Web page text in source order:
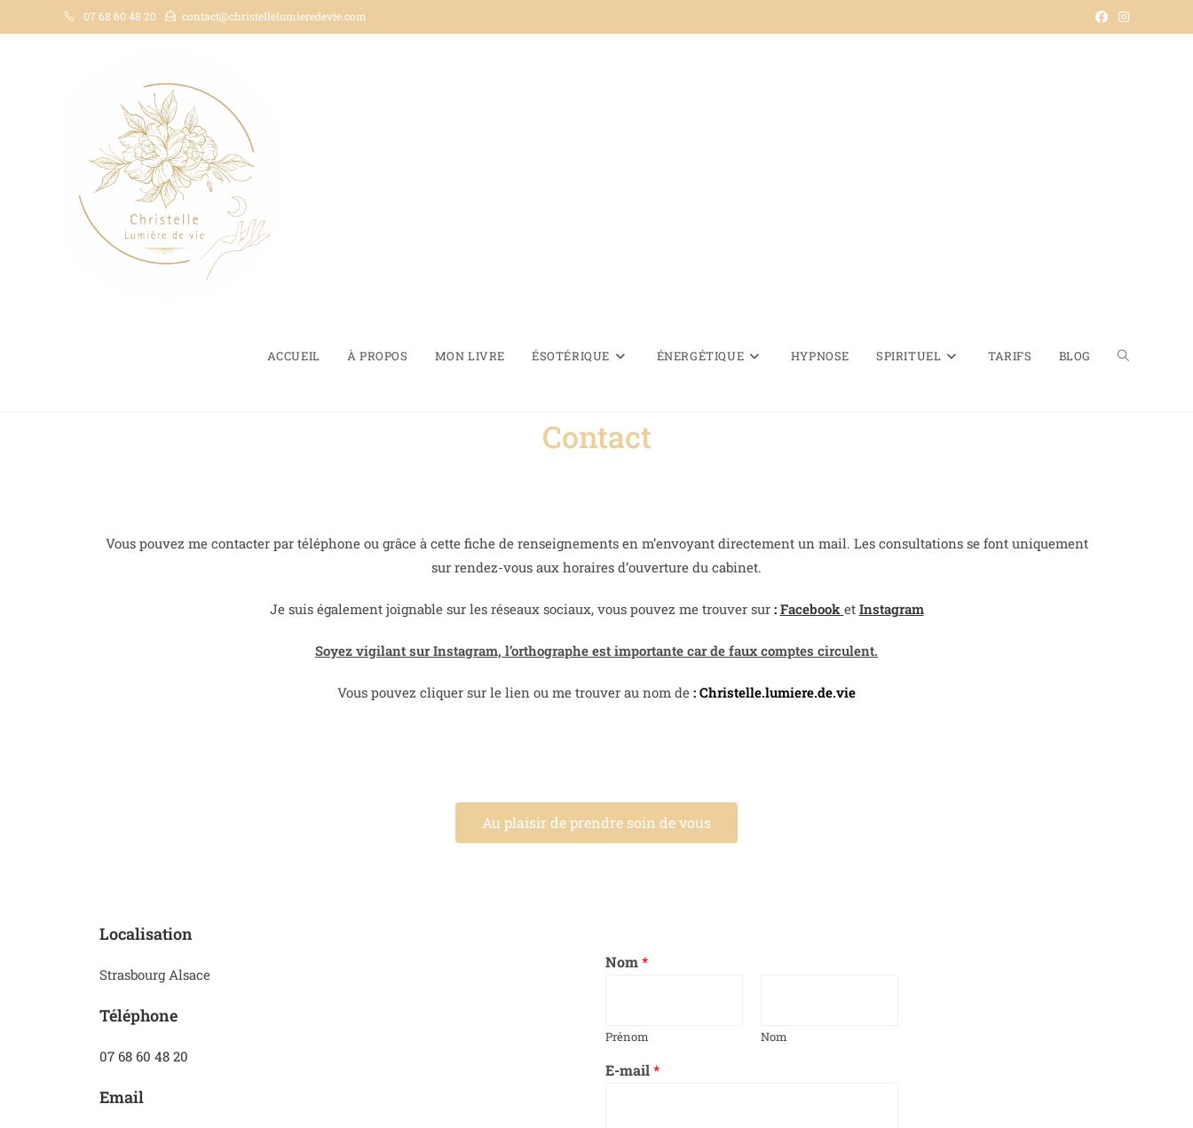
07 68 60 48 20 contact@christellelumieredevie.com
ACCUEIL À PROPOS MON LIVRE ÉSOTÉRIQUE ÉNERGÉTIQUE HYPNOSE SPIRITUEL TARIFS BLOG
Contact
Vous pouvez me contacter par téléphone ou grâce à cette fiche de renseignements en m’envoyant directement un mail. Les consultations se font uniquement
sur rendez-vous aux horaires d’ouverture du cabinet.
Je suis également joignable sur les réseaux sociaux, vous pouvez me trouver sur: Facebook et Instagram
Soyez vigilant sur Instagram, l’orthographe est importante car de faux comptes circulent.
Vous pouvez cliquer sur le lien ou me trouver au nom de : Christelle.lumiere.de.vie
Au plaisir de prendre soin de vous
Localisation
Strasbourg Alsace
Téléphone
07 68 60 48 20
Email
Nom*
Prénom Nom
E-mail*